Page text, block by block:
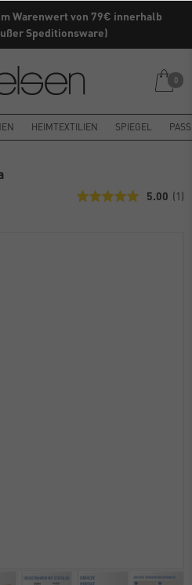
Warenwert von 79€ innerhalb
Speditionsware)
0
HEIMTEXTILIEN SPIEGEL
5.00 (1)